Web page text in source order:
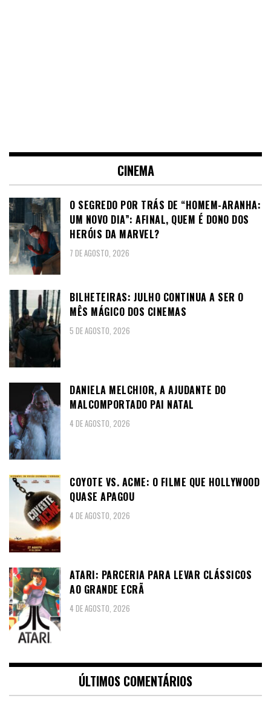
CINEMA
O SEGREDO POR TRÁS DE “HOMEM-ARANHA:
UM NOVO DIA”: AFINAL, QUEM É DONO DOS
HERÓIS DA MARVEL?
7 DE AGOSTO, 2026
BILHETEIRAS: JULHO CONTINUA A SER O
MÊS MÁGICO DOS CINEMAS
5 DE AGOSTO, 2026
DANIELA MELCHIOR, A AJUDANTE DO
MALCOMPORTADO PAI NATAL
4 DE AGOSTO, 2026
COYOTE VS. ACME: O FILME QUE HOLLYWOOD
QUASE APAGOU
4 DE AGOSTO, 2026
ATARI: PARCERIA PARA LEVAR CLÁSSICOS
AO GRANDE ECRÃ
4 DE AGOSTO, 2026
ÚLTIMOS COMENTÁRIOS